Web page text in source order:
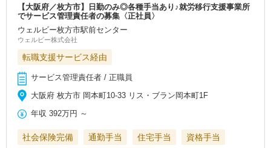
【大阪府／枚方市】日勤のみ◎各種手当あり♪就労移行支援事業所
でサービス管理責任者の募集〈正社員〉
ウェルビー枚方市駅前センター
ウェルビー株式会社
転職支援サービス経由
サービス管理責任者 / 正職員
大阪府 枚方市 岡本町10-33 リス・ブラン岡本町1F
年収 392万円 ～
社会保険完備 通勤手当 住宅手当
資格手当